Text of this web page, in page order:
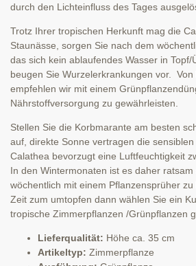
durch den Lichteinfluss des Tages
Trotz Ihrer tropischen Herkunft mag die
Staunässe, sorgen Sie nach dem
das sich kein ablaufendes Wasser in
beugen Sie Wurzelerkrankungen vor. Von
empfehlen wir mit einem
Nährstoffversorgung zu gewährleisten.
Stellen Sie die Korbmarante am besten
auf, direkte Sonne vertragen die
Calathea bevorzugt eine Luftfeuchtigkeit
In den Wintermonaten ist es daher
wöchentlich mit einem Pflanzensprüher
Zeit zum umtopfen dann wählen Sie ein
tropische Zimmerpflanzen /Grünpflanzen
Lieferqualität: Höhe ca. 35 cm
Artikeltyp: Zimmerpflanze